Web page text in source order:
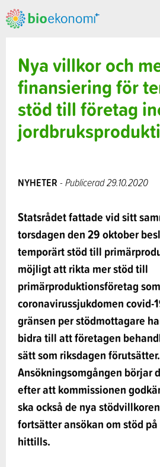
Nya villkor och
finansiering för
stöd till företag
NYHETER - Publicerad 29.10.2020
Statsrådet fattade vid sitt
torsdagen den 29 oktober
temporärt stöd till
möjligt att rikta mer stöd till
primärproduktionsföretag
coronavirussjukdomen covid-
gränsen per stödmottagare
bidra till att företagen
sätt som riksdagen förutsätter.
Ansökningsomgången börjar
efter att kommissionen
ska också de nya
fortsätter ansökan om stöd
hittills.